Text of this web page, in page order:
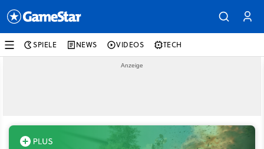
SPIELE NEWS VIDEOS TECH